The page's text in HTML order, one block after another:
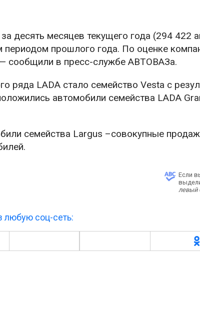
десять месяцев текущего года (294 422
прошлого года. По оценке
сообщили в пресс-службе АВТОВАЗа.
ряда LADA стало семейство Vesta c
автомобили семейства LADA
семейства Largus –совокупные
Если
левый
любую соц-сеть: